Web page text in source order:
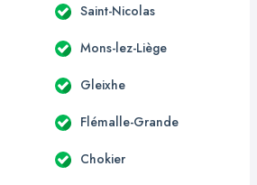
Saint-Nicolas
Mons-lez-Liège
Gleixhe
Flémalle-Grande
Chokier